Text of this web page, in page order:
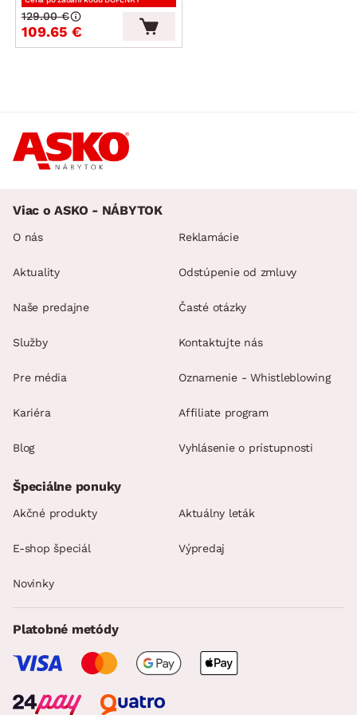
109.65 €
129.00 €
Viac o ASKO - NÁBYTOK
O nás
Aktuality
Naše predajne
Služby
Pre média
Kariéra
Blog
Reklamácie
Odstúpenie od zmluvy
Časté otázky
Kontaktujte nás
Oznamenie - Whistleblowing
Affiliate program
Vyhlásenie o prístupnosti
Špeciálne ponuky
Akčné produkty Aktuálny leták
E-shop špeciál Výpredaj
Novinky
Platobné metódy